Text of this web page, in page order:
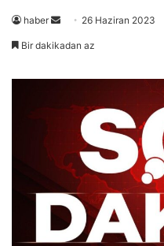
haber
Bir
göndermek
26 Haziran 2023
Bir dakikadan az